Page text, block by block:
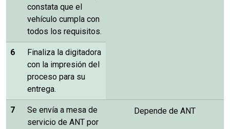
constata que el
vehículo cumpla con
todos los requisitos.
6
Finaliza la digitadora
con la impresión del
proceso para su
entrega.
7
Se envía a mesa de
servicio de ANT por
Depende de ANT